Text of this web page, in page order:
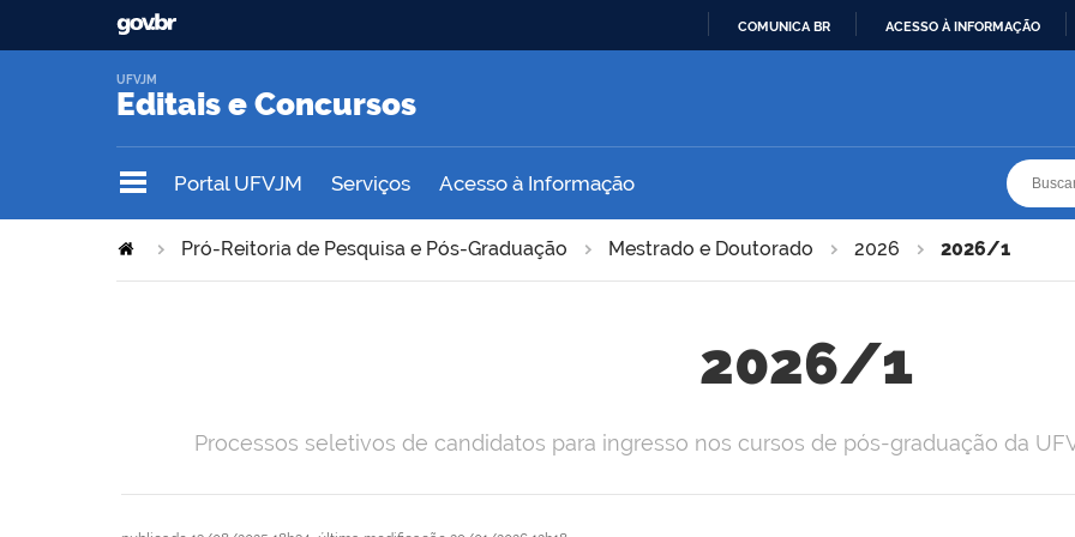
COMUNICA BR ACESSO À INFORMAÇÃO
Editais e Concursos
UFVJM
Portal UFVJM Serviços Acesso à Informação
Pró-Reitoria de Pesquisa e Pós-Graduação Mestrado e Doutorado 2026 2026/1
2026/1
Processos seletivos de candidatos para ingresso nos cursos de pós-graduação da